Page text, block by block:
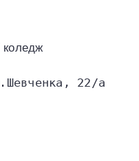
коледж
22/а